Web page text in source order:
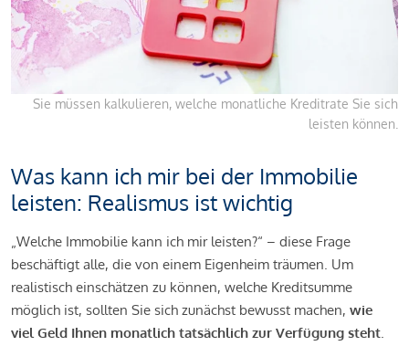
Sie müssen kalkulieren, welche monatliche Kreditrate Sie sich
leisten können.
Was kann ich mir bei der Immobilie
leisten: Realismus ist wichtig
„Welche Immobilie kann ich mir leisten?“ – diese Frage
beschäftigt alle, die von einem Eigenheim träumen. Um
realistisch einschätzen zu können, welche Kreditsumme
möglich ist, sollten Sie sich zunächst bewusst machen, wie
viel Geld Ihnen monatlich tatsächlich zur Verfügung steht.